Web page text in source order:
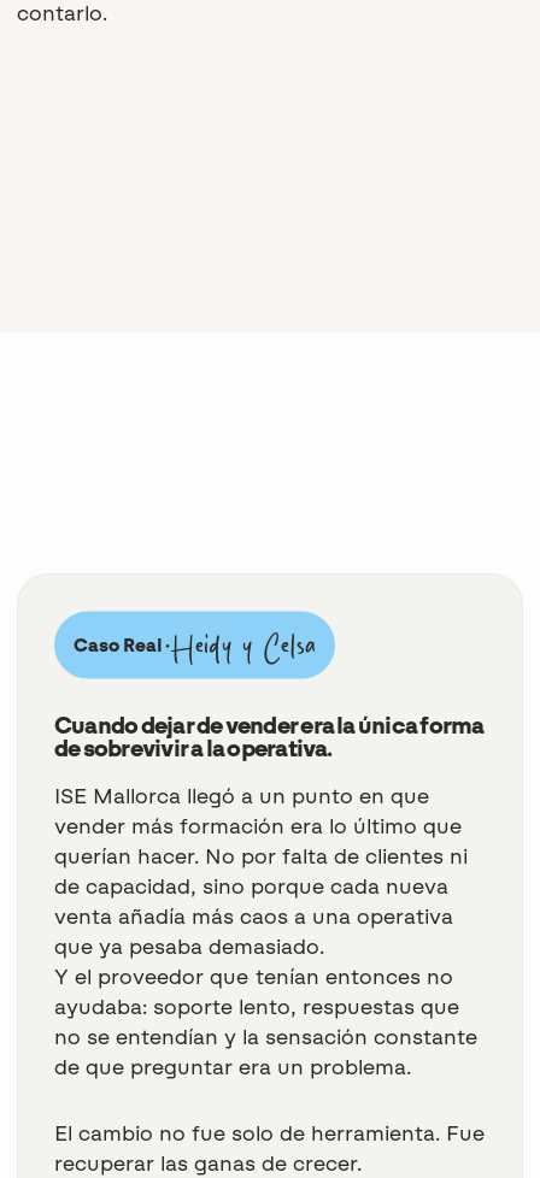
contarlo.
Caso Real ·Heidy y Celsa
Cuando dejar de vender era la única forma
de sobrevivir a la operativa.
ISE Mallorca llegó a un punto en que
vender más formación era lo último que
querían hacer. No por falta de clientes ni
de capacidad, sino porque cada nueva
venta añadía más caos a una operativa
que ya pesaba demasiado.
Y el proveedor que tenían entonces no
ayudaba: soporte lento, respuestas que
no se entendían y la sensación constante
de que preguntar era un problema.
El cambio no fue solo de herramienta. Fue
recuperar las ganas de crecer.